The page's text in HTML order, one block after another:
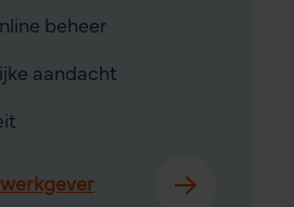
beheer
aandacht
werkgever